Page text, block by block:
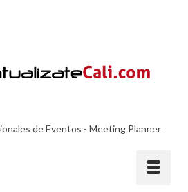
de Eventos - Meeting Planner